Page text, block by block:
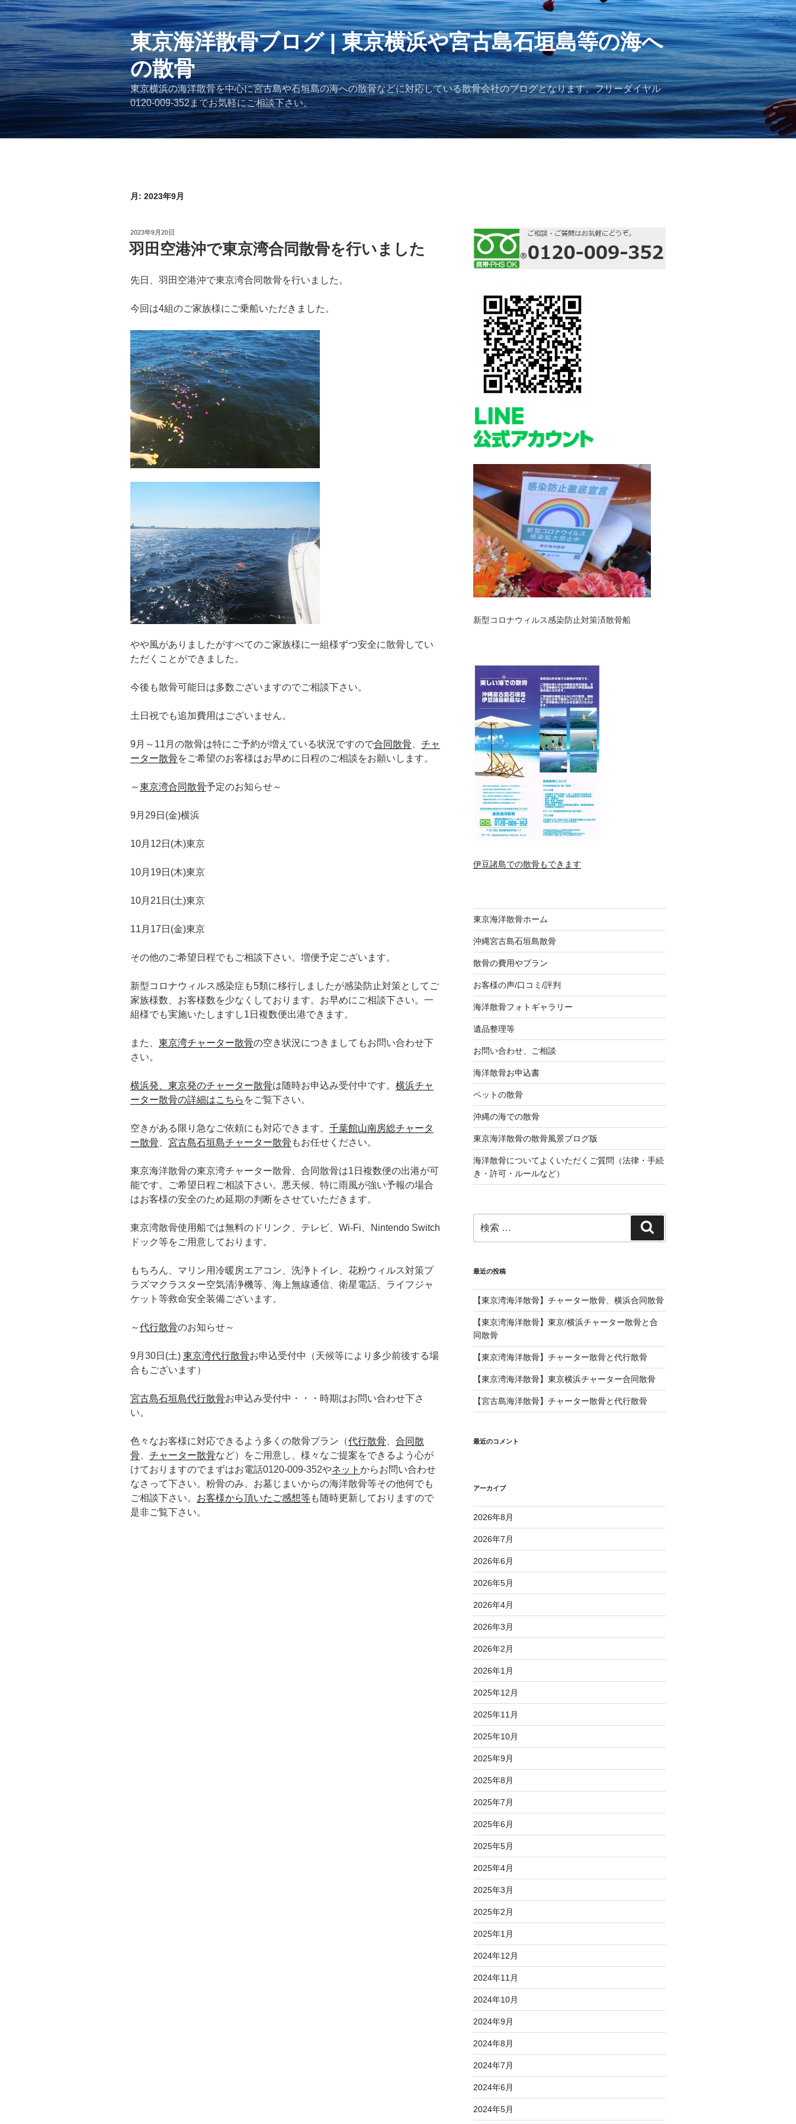
コ
ン
ン
ツ
へ
ス
ッ
プ
東京海洋散骨ブログ | 東京横浜や宮古島石垣島等の海へ
の散骨
東京横浜の海洋散骨を中心に宮古島や石垣島の海への散骨などに対応している散骨会社のブログとなります。フリーダイヤル
0120-009-352までお気軽にご相談下さい。
月: 2023年9月
投
稿
日:
2023年9月20日
羽田空港沖で東京湾合同散骨を行いました
先日、羽田空港沖で東京湾合同散骨を行いました。
今回は4組のご家族様にご乗船いただきました。
やや風がありましたがすべてのご家族様に一組様ずつ安全に散骨してい
ただくことができました。
今後も散骨可能日は多数ございますのでご相談下さい。
土日祝でも追加費用はございません。
9月～11月の散骨は特にご予約が増えている状況ですので合同散骨
チャ
ーター散骨をご希望のお客様はお早めに日程のご相談をお願いします。
～東京湾合同散骨予定のお知らせ～
9月29日(金)横浜
10月12日(木)東京
10月19日(木)東京
10月21日(土)東京
11月17日(金)東京
その他のご希望日程でもご相談下さい。増便予定ございます。
新型コロナウィルス感染症も5類に移行しましたが感染防止対策としてご
家族様数、お客様数を少なくしております。お早めにご相談下さい。一
組様でも実施いたしますし1日複数便出港できます。
また、 東京湾チャーター散骨の空き状況につきましてもお問い合わせ下
さい。
横浜発、東京発のチャーター散骨は随時お申込み受付中です。 横浜チャ
ーター散骨の詳細はこちら をご覧下さい。
空きがある限り急なご依頼にも対応できます。 千葉館山南房総チャータ
ー散骨
宮古島石垣島チャーター散骨 もお任せください。
東京海洋散骨の東京湾チャーター散骨、合同散骨は1日複数便の出港が可
能です。ご希望日程ご相談下さい。悪天候、特に雨風が強い予報の場合
はお客様の安全のため延期の判断をさせていただきます。
東京湾散骨使用船では無料のドリンク、テレビ、Wi-Fi、Nintendo Switch
ドック等をご用意しております。
もちろん、マリン用冷暖房エアコン、洗浄トイレ、花粉ウィルス対策プ
ラズマクラスター空気清浄機等、海上無線通信、衛星電話、ライフジャ
ケット等救命安全装備ございます。
～代行散骨のお知らせ～
9月30日(土) 東京湾代行散骨お申込受付中（天候等により多少前後する場
合もございます）
宮古島石垣島代行散骨お申込み受付中・・・時期はお問い合わせ下さ
い。
色々なお客様に対応できるよう多くの散骨プラン（代行散骨
合同散
骨
チャーター散骨など）をご用意し、様々なご提案をできるよう心が
けておりますのでまずはお電話0120-009-352やネット からお問い合わせ
なさって下さい。粉骨のみ、お墓じまいからの海洋散骨等その他何でも
ご相談下さい。 お客様から頂いたご感想等も随時更新しておりますので
是非ご覧下さい。
新型コロナウィルス感染防止対策済散骨船
伊豆諸島での散骨もできます
東京海洋散骨ホーム
沖縄宮古島石垣島散骨
散骨の費用やプラン
お客様の声/口コミ/評判
海洋散骨フォトギャラリー
遺品整理等
お問い合わせ、ご相談
海洋散骨お申込書
ペットの散骨
沖縄の海での散骨
東京海洋散骨の散骨風景ブログ版
海洋散骨についてよくいただくご質問（法律・手続
き・許可・ルールなど）
索:
索
最近の投稿
【東京湾海洋散骨】チャーター散骨、横浜合同散骨
【東京湾海洋散骨】東京/横浜チャーター散骨と合
同散骨
【東京湾海洋散骨】チャーター散骨と代行散骨
【東京湾海洋散骨】東京横浜チャーター合同散骨
【宮古島海洋散骨】チャーター散骨と代行散骨
最近のコメント
アーカイブ
2026年8月
2026年7月
2026年6月
2026年5月
2026年4月
2026年3月
2026年2月
2026年1月
2025年12月
2025年11月
2025年10月
2025年9月
2025年8月
2025年7月
2025年6月
2025年5月
2025年4月
2025年3月
2025年2月
2025年1月
2024年12月
2024年11月
2024年10月
2024年9月
2024年8月
2024年7月
2024年6月
2024年5月